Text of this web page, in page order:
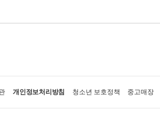
개인정보처리방침 청소년 보호정책 중고매장